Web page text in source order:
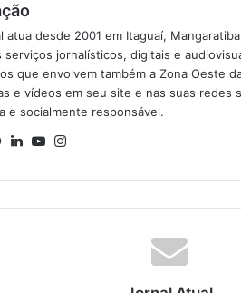
atua desde 2001 em Itaguaí,
serviços jornalísticos, digitais e
que envolvem também a Zona Oeste
e vídeos em seu site e nas suas redes
e socialmente responsável.
Fa
bo
ok
Lin
din
Yo
ub
e
ra
m